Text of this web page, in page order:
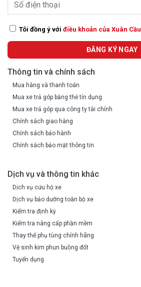
Tôi đồng ý với điều khoản của Xuân Cầu
Thông tin và chính sách
Mua hàng và thanh toán
Mua xe trả góp bằng thẻ tín dụng
Mua xe trả góp qua công ty tài chính
Chính sách giao hàng
Chính sách bảo hành
Chính sách bảo mật thông tin
Dịch vụ và thông tin khác
Dịch vụ cứu hộ xe
Dịch vụ bảo dưỡng toàn bộ xe
Kiểm tra định kỳ
Kiểm tra nâng cấp phần mềm
Thay thế phụ tùng chính hãng
Vệ sinh kim phun buồng đốt
Tuyển dụng